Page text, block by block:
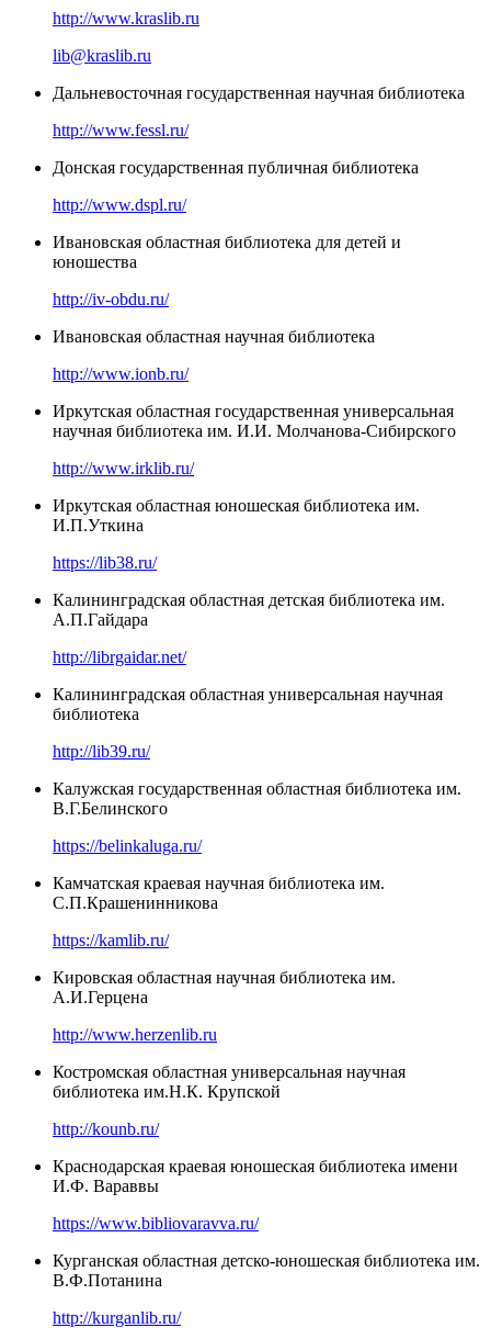
http://www.kraslib.ru
lib@kraslib.ru
Дальневосточная государственная научная библиотека
http://www.fessl.ru/
Донская государственная публичная библиотека
http://www.dspl.ru/
Ивановская областная библиотека для детей и
юношества
http://iv-obdu.ru/
Ивановская областная научная библиотека
http://www.ionb.ru/
Иркутская областная государственная универсальная
научная библиотека им. И.И. Молчанова-Сибирского
http://www.irklib.ru/
Иркутская областная юношеская библиотека им.
И.П.Уткина
https://lib38.ru/
Калининградская областная детская библиотека им.
А.П.Гайдара
http://librgaidar.net/
Калининградская областная универсальная научная
библиотека
http://lib39.ru/
Калужская государственная областная библиотека им.
В.Г.Белинского
https://belinkaluga.ru/
Камчатская краевая научная библиотека им.
С.П.Крашенинникова
https://kamlib.ru/
Кировская областная научная библиотека им.
А.И.Герцена
http://www.herzenlib.ru
Костромская областная универсальная научная
библиотека им.Н.К. Крупской
http://kounb.ru/
Краснодарская краевая юношеская библиотека имени
И.Ф. Вараввы
https://www.bibliovaravva.ru/
Курганская областная детско-юношеская библиотека им.
В.Ф.Потанина
http://kurganlib.ru/